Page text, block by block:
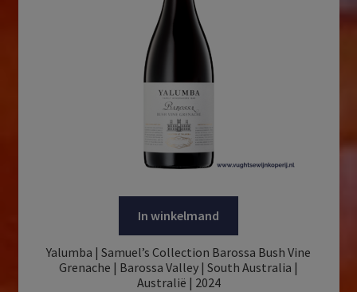
In winkelmand
Yalumba | Samuel’s Collection Barossa Bush Vine
Grenache | Barossa Valley | South Australia |
Australië | 2024